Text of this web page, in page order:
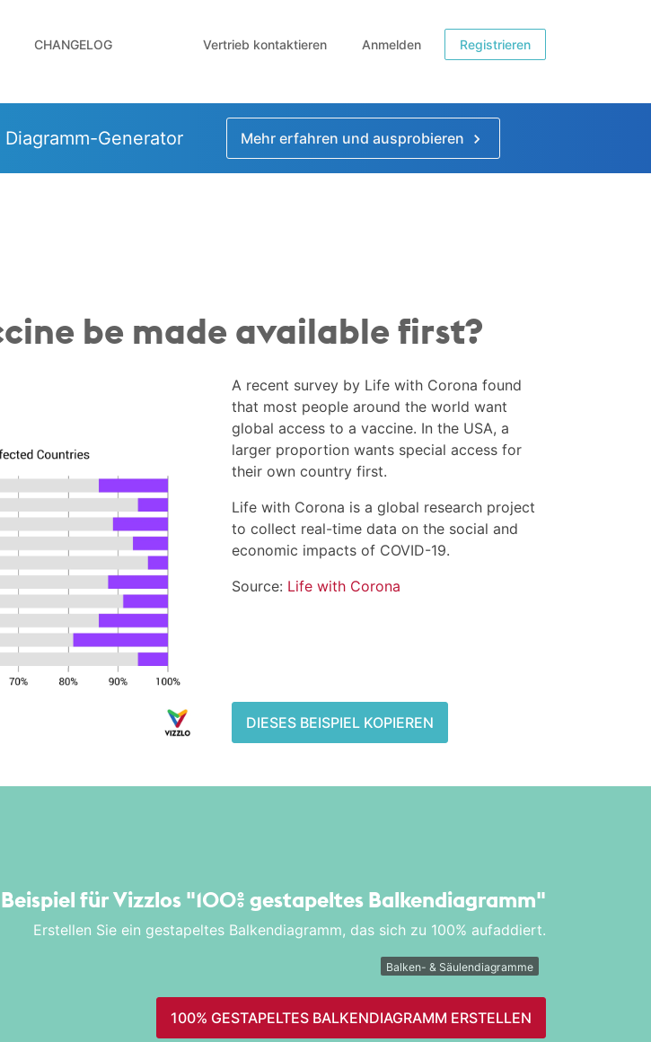
CHANGELOG Vertrieb kontaktieren Anmelden Registrieren
Generator Mehr erfahren und ausprobieren
be made available first?
A recent survey by Life with Corona found
that most people around the world want
global access to a vaccine. In the USA, a
larger proportion wants special access for
their own country first.
Life with Corona is a global research project
to collect real-time data on the social and
economic impacts of COVID-19.
Source: Life with Corona
DIESES BEISPIEL KOPIEREN
für Vizzlos "100% gestapeltes Balken­diagramm"
Erstellen Sie ein gestapeltes Balkendiagramm, das sich zu 100% aufaddiert.
Balken- & Säulendiagramme
100% GESTAPELTES BALKEN­DIAGRAMM ERSTELLEN